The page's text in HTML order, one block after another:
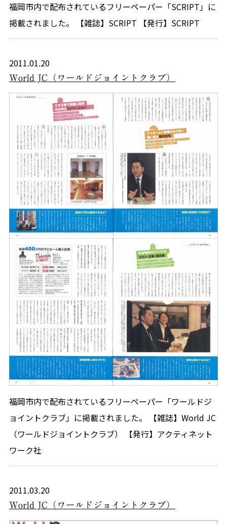
福岡市内で配布されているフリーペーパー「SCRIPT」に
掲載されました。 【雑誌】SCRIPT 【発行】SCRIPT
2011.01.20
World JC（ワールドジョイントクラブ）
福岡市内で配布されているフリーペーパー「ワールドジ
ョイントクラブ」に掲載されました。 【雑誌】World JC
（ワールドジョイントクラブ） 【発行】アクティネット
ワーク社
2011.03.20
World JC（ワールドジョイントクラブ）